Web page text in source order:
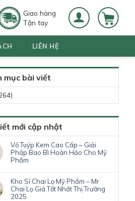
Giao hàng
Tận tay
LIÊN HỆ
mục bài viết
mới cập nhật
Vỏ Tuýp Kem Cao Cấp – Giải
Pháp Bao Bì Hoàn Hảo Cho Mỹ
Phẩm
Kho Sỉ Chai Lọ Mỹ Phẩm – Mr
Chai Lọ Giá Tốt Nhất Thị Trường
2025